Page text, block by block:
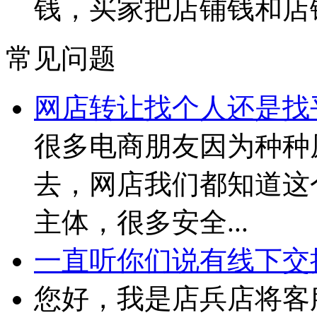
钱，买家把店铺钱和
常见问题
网店转让找个人还是
很多电商朋友因为种
去，网店我们都知道
主体，很多安全...
一直听你们说有线下
您好，我是店兵店将